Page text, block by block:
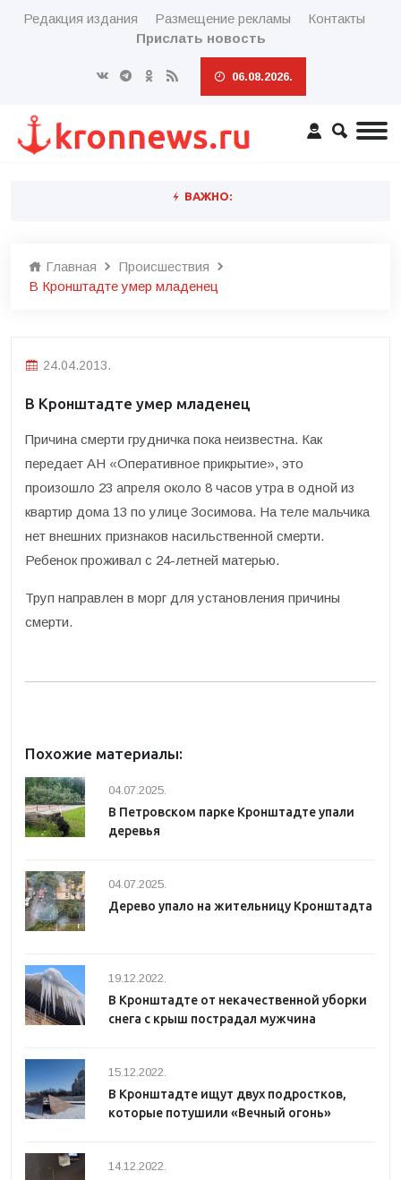
Редакция издания Размещение рекламы
Контакты
Прислать новость
06.08.2026.
ВАЖНО:
Главная
Происшествия
В Кронштадте умер младенец
24.04.2013.
В Кронштадте умер младенец
Причина смерти грудничка пока неизвестна. Как
передает АН «Оперативное прикрытие», это
произошло 23 апреля около 8 часов утра в одной из
квартир дома 13 по улице Зосимова. На теле мальчика
нет внешних признаков насильственной смерти.
Ребенок проживал с 24-летней матерью.
Труп направлен в морг для установления причины
смерти.
Похожие материалы:
04.07.2025.
В Петровском парке Кронштадте упали
деревья
04.07.2025.
Дерево упало на жительницу Кронштадта
19.12.2022.
В Кронштадте от некачественной уборки
снега с крыш пострадал мужчина
15.12.2022.
В Кронштадте ищут двух подростков,
которые потушили «Вечный огонь»
14.12.2022.